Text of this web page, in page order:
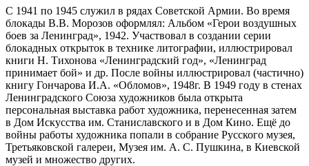
С 1941 по 1945 служил в рядах Советской Армии. Во время
блокады В.В. Морозов оформлял: Альбом «Герои воздушных
боев за Ленинград», 1942. Участвовал в создании серии
блокадных открыток в технике литографии, иллюстрировал
книги Н. Тихонова «Ленинградский год», «Ленинград
принимает бой» и др. После войны иллюстрировал (частично)
книгу Гончарова И.А. «Обломов», 1948г. В 1949 году в стенах
Ленинградского Союза художников была открыта
персональная выставка работ художника, перенесенная затем
в Дом Искусства им. Станиславского и в Дом Кино. Ещё до
войны работы художника попали в собрание Русского музея,
Третьяковской галереи, Музея им. А. С. Пушкина, в Киевской
музей и множество других.